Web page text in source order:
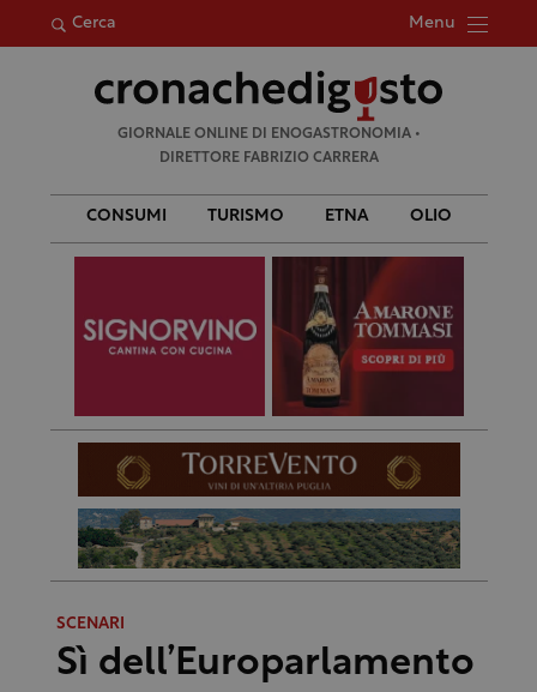
Cerca Menu
per:
GIORNALE ONLINE DI ENOGASTRONOMIA •
DIRETTORE FABRIZIO CARRERA
CONSUMI TURISMO ETNA OLIO
SCENARI
Sì dell’Europarlamento